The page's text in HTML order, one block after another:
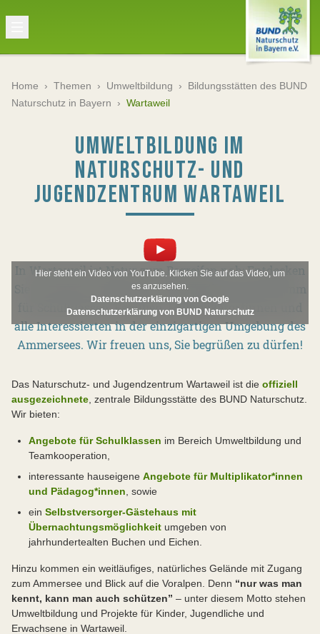
Home › Themen › Umweltbildung › Bildungsstätten des BUND
Naturschutz in Bayern › Wartaweil
UMWELTBILDUNG IM
NATURSCHUTZ- UND
JUGENDZENTRUM WARTAWEIL
Hier steht ein Video von YouTube. Klicken Sie auf das Video, um
es anzusehen.
Datenschutzerklärung von Google
Datenschutzerklärung von BUND Naturschutz
In Wartaweil ist Natur zum Begreifen nah: Entdecken
Sie unser bunt gemischtes Umweltbildungsprogramm
für Schulklassen, Familien, Multiplikator*innen und
alle Interessierten in der einzigartigen Umgebung des
Ammersees. Wir freuen uns, Sie begrüßen zu dürfen!
Das Naturschutz- und Jugendzentrum Wartaweil ist die offiziell
ausgezeichnete , zentrale Bildungsstätte des BUND Naturschutz.
Wir bieten:
Angebote für Schulklassen im Bereich Umweltbildung und
Teamkooperation,
interessante hauseigene Angebote für Multiplikator*innen
und Pädagog*innen , sowie
ein Selbstversorger-Gästehaus mit
Übernachtungsmöglichkeit umgeben von
jahrhundertealten Buchen und Eichen.
Hinzu kommen ein weitläufiges, natürliches Gelände mit Zugang
zum Ammersee und Blick auf die Voralpen. Denn “nur was man
kennt, kann man auch schützen” – unter diesem Motto stehen
Umweltbildung und Projekte für Kinder, Jugendliche und
Erwachsene in Wartaweil.